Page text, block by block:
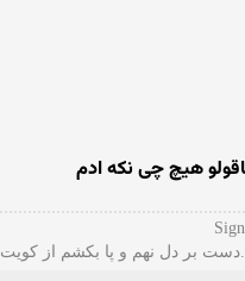
هیچ چی نکه ادم
بر دل نهم و پا بکشم از کویت